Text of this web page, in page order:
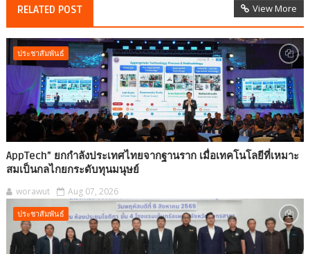
RELATED POST View More
ประชาสัมพันธ์
AppTech”​ ยกกำลังประเทศไทยจากฐานราก เมื่อเทคโนโลยีที่เหมาะ
สมเป็นกลไกยกระดับทุนมนุษย์
worawut Aug 07, 2026
ประชาสัมพันธ์